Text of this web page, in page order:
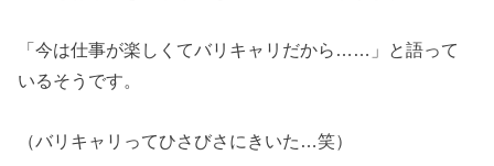
「今は仕事が楽しくてバリキャリだから……」と語って
いるそうです。
（バリキャリってひさびさにきいた…笑）